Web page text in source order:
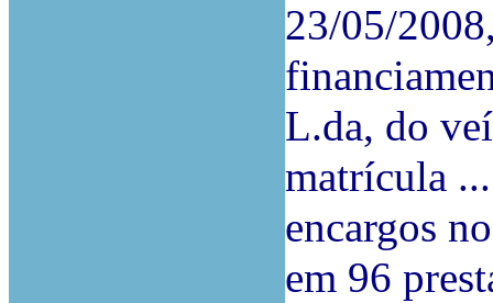
23/05/
L.da, do
matrícula
encargos
em 96